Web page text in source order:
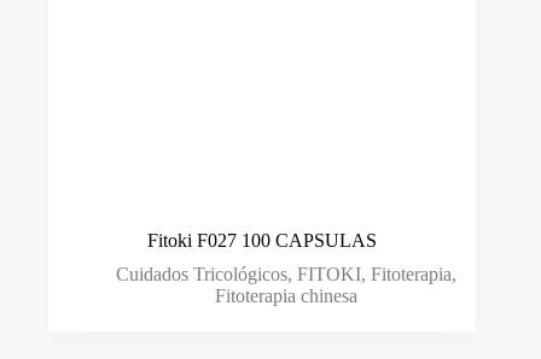
Fitoki F027 100 CAPSULAS
Cuidados Tricológicos,FITOKI,Fitoterapia,
Fitoterapia chinesa